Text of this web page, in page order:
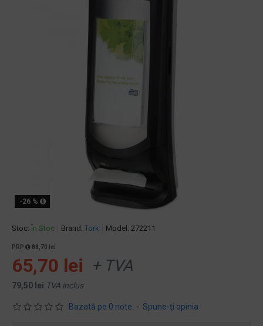
-26 %
Stoc: În Stoc Brand: Tork Model: 272211
Bazată pe 0 note. - Spune-ţi opinia
PRP 88,70 lei
65,70 lei + TVA
79,50 lei TVA inclus